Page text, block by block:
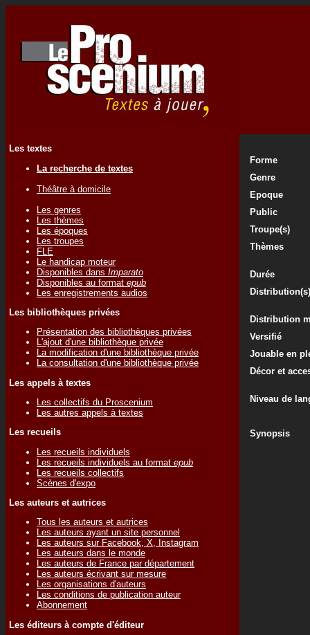
Les textes
La recherche de textes
Théâtre à domicile
Les genres
Les thèmes
Les époques
Les troupes
FLE
Le handicap moteur
Disponibles dans Imparato
Disponibles au format epub
Les enregistrements audios
Les bibliothèques privées
Présentation des bibliothèques privées
L'ajout d'une bibliothèque privée
La modification d'une bibliothèque privée
La consultation d'une bibliothèque privée
Les appels à textes
Les collectifs du Proscenium
Les autres appels à textes
Les recueils
Les recueils individuels
Les recueils individuels au format epub
Les recueils collectifs
Scènes d'expo
Les auteurs et autrices
Tous les auteurs et autrices
Les auteurs ayant un site personnel
Les auteurs sur Facebook, X, Instagram
Les auteurs dans le monde
Les auteurs de France par département
Les auteurs écrivant sur mesure
Les organisations d'auteurs
Les conditions de publication auteur
Abonnement
Les éditeurs à compte d'éditeur
Forme
Genre
Epoque
Public
Troupe(s)
Thèmes
Durée
Distribution(s)
Distribution
Versifié
Jouable en
Décor et
Niveau de
Synopsis